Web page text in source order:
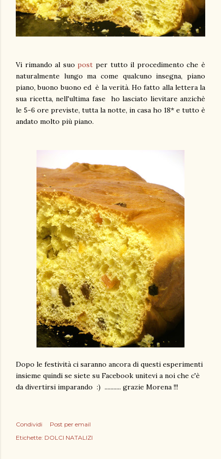
Vi rimando al suo post per tutto il procedimento che è
naturalmente lungo ma come qualcuno insegna, piano
piano, buono buono ed è la verità. Ho fatto alla lettera la
sua ricetta, nell'ultima fase ho lasciato lievitare anzichè
le 5-6 ore previste, tutta la notte, in casa ho 18* e tutto è
andato molto più piano.
Dopo le festività ci saranno ancora di questi esperimenti
insieme quindi se siete su Facebook unitevi a noi che c'è
da divertirsi imparando :) ........... grazie Morena !!!
Condividi
Post per email
Etichette: DOLCI NATALIZI